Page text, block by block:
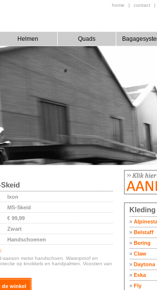
home | contact |
Helmen Quads
Kleding
»
» Belstaff
» Bering
» Claw
» Daytona
» Eska
» Fly
Ixon
MS-Skeid
€ 99,99
Zwart
Handschoenen
saeson motor handschoen. Waterproof en
op knokkels en handpalmen. Voorzien van
de winkel